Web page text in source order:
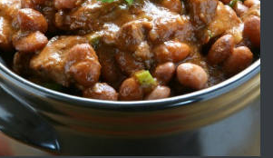
Давам гараж под наем
преди 4 дни
№4120 Магазин/Офис под наем в кв.